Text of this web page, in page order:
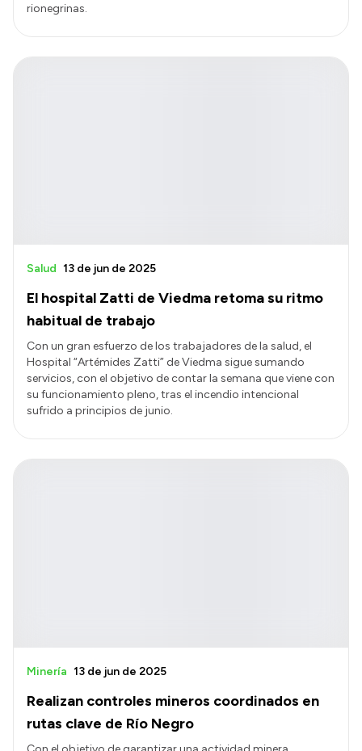
rionegrinas.
El hospital Zatti de Viedma retoma su ritmo
habitual de trabajo
Salud 13 de jun de 2025
Con un gran esfuerzo de los trabajadores de la salud, el
Hospital “Artémides Zatti” de Viedma sigue sumando
servicios, con el objetivo de contar la semana que viene con
su funcionamiento pleno, tras el incendio intencional
sufrido a principios de junio.
Realizan controles mineros coordinados en
rutas clave de Río Negro
Minería 13 de jun de 2025